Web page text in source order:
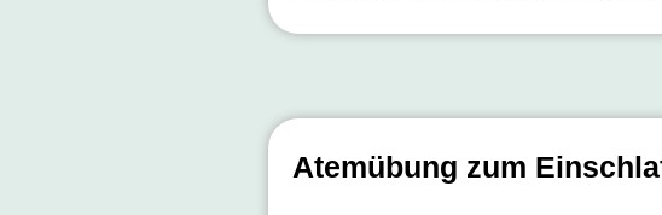
Atemübung zum